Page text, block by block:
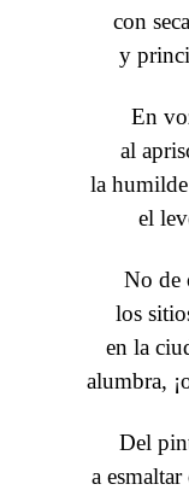
con
y
En
al
la
el
No de
los
en la
alumbra,
Del
a